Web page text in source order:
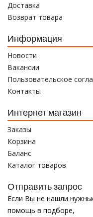
Доставка
Возврат товара
Информация
Новости
Вакансии
Пользовательское
Контакты
Интернет магазин
Заказы
Корзина
Баланс
Каталог товаров
Отправить запрос
Если Вы не нашли
помощь в подборе,